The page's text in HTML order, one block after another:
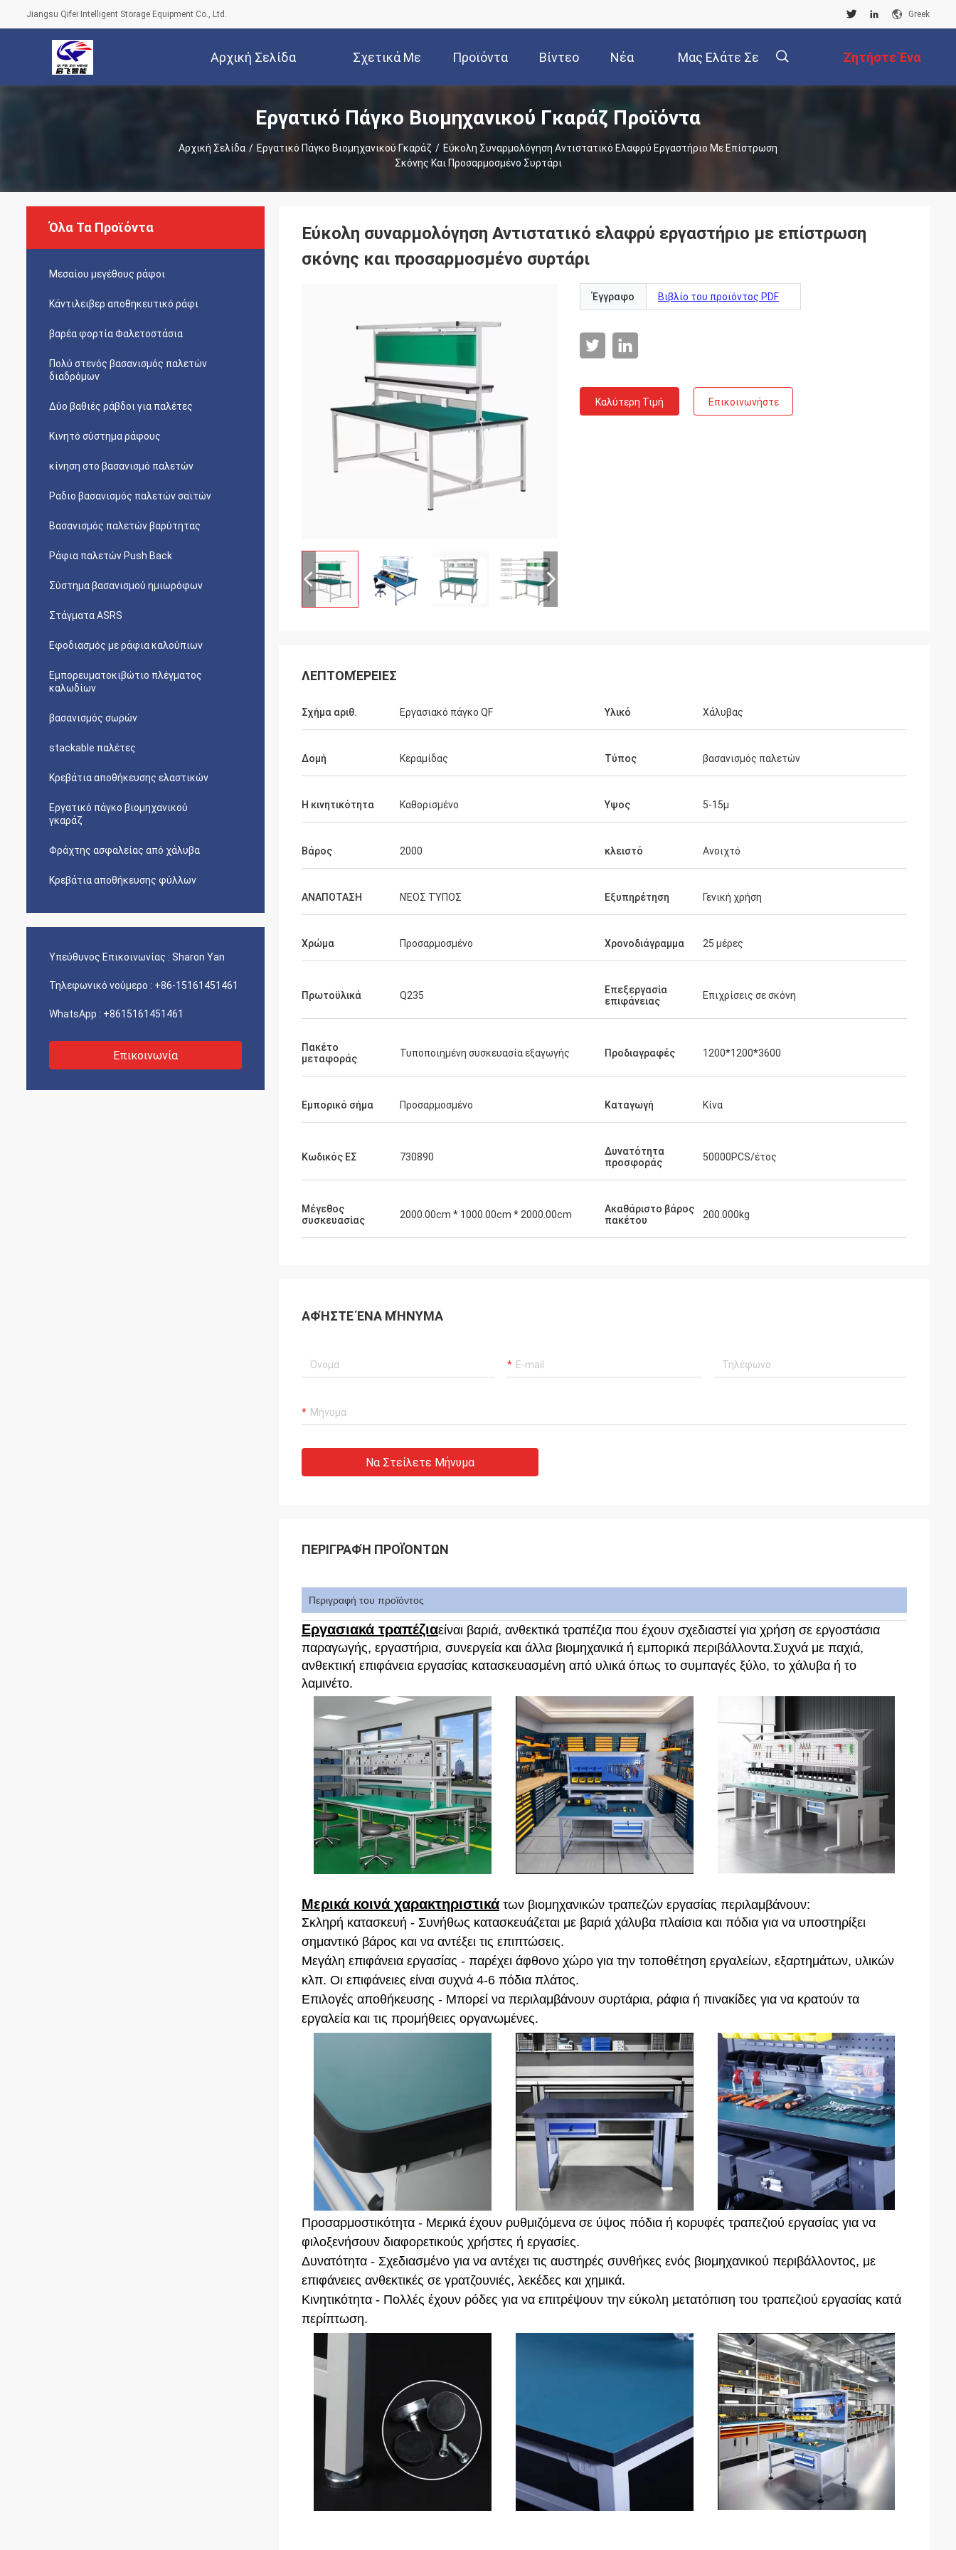
Jiangsu Qifei Intelligent Storage Equipment Co., Ltd. Greek
Αρχική Σελίδα Σχετικά Με
Εμάς
Προϊόντα Βίντεο Νέα Μας Ελάτε Σε Ζητήστε Ένα
Απόσπασμα
Εργατικό Πάγκο Βιομηχανικού Γκαράζ Προϊόντα
Αρχική Σελίδα / Εργατικό Πάγκο Βιομηχανικού Γκαράζ / Εύκολη Συναρμολόγηση Αντιστατικό Ελαφρύ Εργαστήριο Με Επίστρωση
Σκόνης Και Προσαρμοσμένο Συρτάρι
Όλα Τα Προϊόντα
Μεσαίου μεγέθους ράφοι
Κάντιλειβερ αποθηκευτικό ράφι
βαρέα φορτία Φαλετοστάσια
Πολύ στενός βασανισμός παλετών
διαδρόμων
Δύο βαθιές ράβδοι για παλέτες
Κινητό σύστημα ράφους
κίνηση στο βασανισμό παλετών
Ραδιο βασανισμός παλετών σαϊτών
Βασανισμός παλετών βαρύτητας
Ράφια παλετών Push Back
Σύστημα βασανισμού ημιωρόφων
Στάγματα ASRS
Εφοδιασμός με ράφια καλούπιων
Εμπορευματοκιβώτιο πλέγματος
καλωδίων
βασανισμός σωρών
stackable παλέτες
Κρεβάτια αποθήκευσης ελαστικών
Εργατικό πάγκο βιομηχανικού
γκαράζ
Φράχτης ασφαλείας από χάλυβα
Κρεβάτια αποθήκευσης φύλλων
Υπεύθυνος Επικοινωνίας : Sharon Yan
Τηλεφωνικό νούμερο : +86-15161451461
WhatsApp : +8615161451461
Επικοινωνία
Εύκολη συναρμολόγηση Αντιστατικό ελαφρύ εργαστήριο με επίστρωση
σκόνης και προσαρμοσμένο συρτάρι
Έγγραφο Βιβλίο του προϊόντος PDF
Καλύτερη Τιμή Επικοινωνήστε
ΛΕΠΤΟΜΈΡΕΙΕΣ
Σχήμα αριθ. Εργασιακό πάγκο QF Υλικό Χάλυβας
Δομή Κεραμίδας Τύπος βασανισμός παλετών
Η κινητικότητα Καθορισμένο Υψος 5-15μ
Βάρος 2000 κλειστό Ανοιχτό
ΑΝΑΠΟΤΑΣΗ ΝΈΟΣ ΤΎΠΟΣ Εξυπηρέτηση Γενική χρήση
Χρώμα Προσαρμοσμένο Χρονοδιάγραμμα 25 μέρες
Πρωτοϋλικά Q235
Επεξεργασία
επιφάνειας
Επιχρίσεις σε σκόνη
Πακέτο
μεταφοράς
Τυποποιημένη συσκευασία εξαγωγής Προδιαγραφές 1200*1200*3600
Εμπορικό σήμα Προσαρμοσμένο Καταγωγή Κίνα
Κωδικός ΕΣ 730890
Δυνατότητα
προσφοράς
50000PCS/έτος
Μέγεθος
συσκευασίας
2000.00cm * 1000.00cm * 2000.00cm
Ακαθάριστο βάρος
πακέτου
200.000kg
ΑΦΉΣΤΕ ΈΝΑ ΜΉΝΥΜΑ
Να Στείλετε Μήνυμα
ΠΕΡΙΓΡΑΦΉ ΠΡΟΪΌΝΤΩΝ
Περιγραφή του προϊόντος
Εργασιακά τραπέζιαείναι βαριά, ανθεκτικά τραπέζια που έχουν σχεδιαστεί για χρήση σε εργοστάσια
παραγωγής, εργαστήρια, συνεργεία και άλλα βιομηχανικά ή εμπορικά περιβάλλοντα.Συχνά με παχιά,
ανθεκτική επιφάνεια εργασίας κατασκευασμένη από υλικά όπως το συμπαγές ξύλο, το χάλυβα ή το
λαμινέτο.
Μερικά κοινά χαρακτηριστικά των βιομηχανικών τραπεζών εργασίας περιλαμβάνουν:
Σκληρή κατασκευή - Συνήθως κατασκευάζεται με βαριά χάλυβα πλαίσια και πόδια για να υποστηρίξει
σημαντικό βάρος και να αντέξει τις επιπτώσεις.
Μεγάλη επιφάνεια εργασίας - παρέχει άφθονο χώρο για την τοποθέτηση εργαλείων, εξαρτημάτων, υλικών
κλπ. Οι επιφάνειες είναι συχνά 4-6 πόδια πλάτος.
Επιλογές αποθήκευσης - Μπορεί να περιλαμβάνουν συρτάρια, ράφια ή πινακίδες για να κρατούν τα
εργαλεία και τις προμήθειες οργανωμένες.
Προσαρμοστικότητα - Μερικά έχουν ρυθμιζόμενα σε ύψος πόδια ή κορυφές τραπεζιού εργασίας για να
φιλοξενήσουν διαφορετικούς χρήστες ή εργασίες.
Δυνατότητα - Σχεδιασμένο για να αντέχει τις αυστηρές συνθήκες ενός βιομηχανικού περιβάλλοντος, με
επιφάνειες ανθεκτικές σε γρατζουνιές, λεκέδες και χημικά.
Κινητικότητα - Πολλές έχουν ρόδες για να επιτρέψουν την εύκολη μετατόπιση του τραπεζιού εργασίας κατά
περίπτωση.